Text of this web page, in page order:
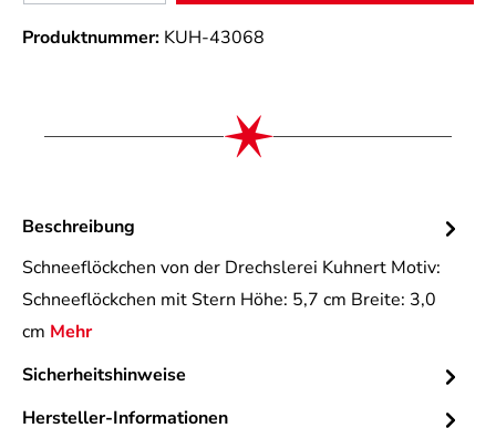
Produktnummer: KUH-43068
Beschreibung
Schneeflöckchen von der Drechslerei Kuhnert Motiv:
Schneeflöckchen mit Stern Höhe: 5,7 cm Breite: 3,0
cm Mehr
Sicherheitshinweise
Hersteller-Informationen